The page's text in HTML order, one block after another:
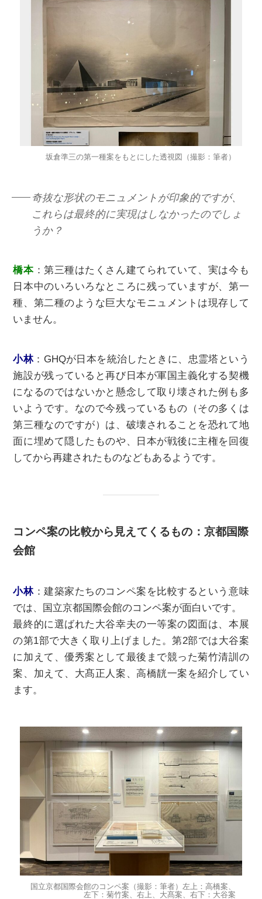
坂倉準三の第一種案をもとにした透視図（撮影：筆者）
奇抜な形状のモニュメントが印象的ですが、
これらは最終的に実現はしなかったのでしょ
うか？
橋本：第三種はたくさん建てられていて、実は今も
日本中のいろいろなところに残っていますが、第一
種、第二種のような巨⼤なモニュメントは現存して
いません。
⼩林：GHQが⽇本を統治したときに、忠霊塔という
施設が残っていると再び⽇本が軍国主義化する契機
になるのではないかと懸念して取り壊された例も多
いようです。なので今残っているもの（その多くは
第三種なのですが）は、破壊されることを恐れて地
面に埋めて隠したものや、⽇本が戦後に主権を回復
してから再建されたものなどもあるようです。
コンペ案の比較から見えてくるもの：京都国際
会館
⼩林：建築家たちのコンペ案を⽐較するという意味
では、国立京都国際会館のコンペ案が⾯⽩いです。
最終的に選ばれた大谷幸夫の⼀等案の図面は、本展
の第1部で大きく取り上げました。第2部では大谷案
に加えて、優秀案として最後まで競った菊⽵清訓の
案、加えて、大髙正人案、高橋靗⼀案を紹介してい
ます。
国立京都国際会館のコンペ案（撮影：筆者）左上：高橋案、
左下：菊竹案、右上、大髙案、右下：大谷案